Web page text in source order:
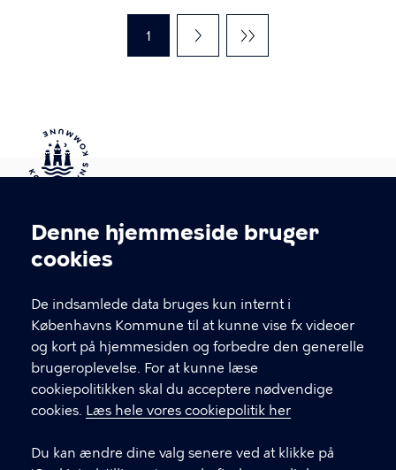
Cookieindstillinger
Denne hjemmeside bruger
cookies
De indsamlede data bruges kun internt i
Københavns Kommune til at kunne vise fx videoer
og kort på hjemmesiden og forbedre den generelle
brugeroplevelse. For at kunne læse
cookiepolitikken skal du acceptere nødvendige
cookies. Læs hele vores cookiepolitik her
Du kan ændre dine valg senere ved at klikke på
Sideinddeling
Nuværende
1
Kontakt Københavns Kommune
T
fFind andre kontakter her
CVR-nummer64942212
GENVEJE
Digital Post